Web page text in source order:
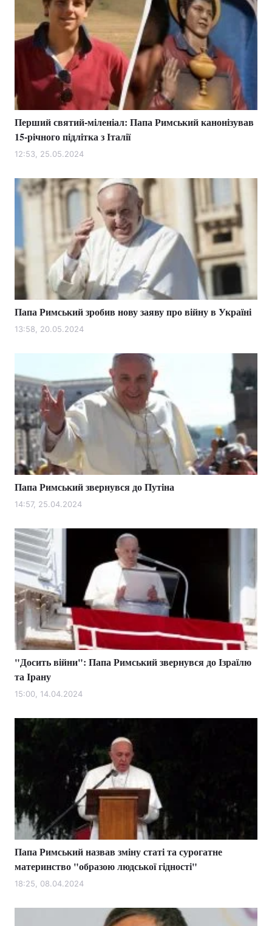
Перший святий-міленіал: Папа Римський канонізував
15-річного підлітка з Італії
12:53, 25.05.2024
Папа Римський зробив нову заяву про війну в Україні
13:58, 20.05.2024
Папа Римський звернувся до Путіна
14:57, 25.04.2024
"Досить війни": Папа Римський звернувся до Ізраїлю
та Ірану
15:00, 14.04.2024
Папа Римський назвав зміну статі та сурогатне
материнство "образою людської гідності"
18:25, 08.04.2024